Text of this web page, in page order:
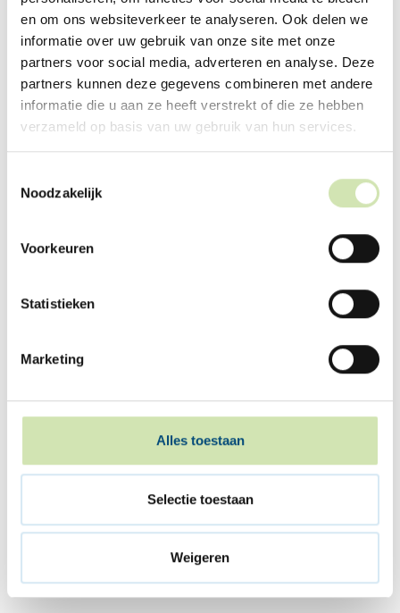
en om ons websiteverkeer te analyseren. Ook delen we
informatie over uw gebruik van onze site met onze
partners voor social media, adverteren en analyse. Deze
partners kunnen deze gegevens combineren met andere
informatie die u aan ze heeft verstrekt of die ze hebben
verzameld op basis van uw gebruik van hun services.
Noodzakelijk
Voorkeuren
Statistieken
Marketing
Alles toestaan
Selectie toestaan
Weigeren
Afspraken over jullie kinderen
komen in een ouderschapsplan
Hebben jullie kinderen? Dan is het verplicht een
ouderschapsplan op te stellen. Hierin maken jullie, het
liefst in overleg met de kinderen, afspraken over de
omgaan met zakgeld en andere praktische zaken en hoe de
kosten voor de kinderen worden verdeeld. Belangrijke
jullie kinderen. Probeer hen daarom hierbij centraal te
zetten en waar het kan te betrekken in de keuzes.
Het opstellen van een ouderschapsplan
Advies nodig bij het opstellen
echtscheidingsconvenant?
Een advocaat of mediator kan je hierbij helpen.
Advocaat of mediator inschakelen bij een scheiding